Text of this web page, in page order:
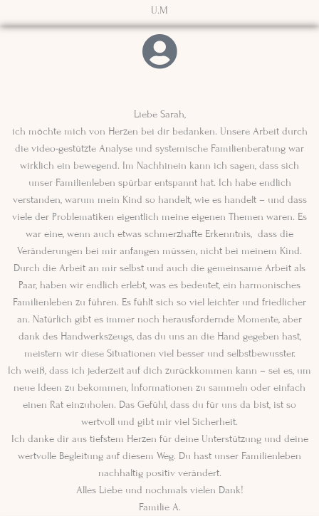
U.M
Liebe Sarah,
ich möchte mich von Herzen bei dir bedanken. Unsere Arbeit durch
die video-gestützte Analyse und systemische Familienberatung war
wirklich ein bewegend. Im Nachhinein kann ich sagen, dass sich
unser Familienleben spürbar entspannt hat. Ich habe endlich
verstanden, warum mein Kind so handelt, wie es handelt – und dass
viele der Problematiken eigentlich meine eigenen Themen waren. Es
war eine, wenn auch etwas schmerzhafte Erkenntnis, dass die
Veränderungen bei mir anfangen müssen, nicht bei meinem Kind.
Durch die Arbeit an mir selbst und auch die gemeinsame Arbeit als
Paar, haben wir endlich erlebt, was es bedeutet, ein harmonisches
Familienleben zu führen. Es fühlt sich so viel leichter und friedlicher
an. Natürlich gibt es immer noch herausfordernde Momente, aber
dank des Handwerkszeugs, das du uns an die Hand gegeben hast,
meistern wir diese Situationen viel besser und selbstbewusster.
Ich weiß, dass ich jederzeit auf dich zurückkommen kann – sei es, um
neue Ideen zu bekommen, Informationen zu sammeln oder einfach
einen Rat einzuholen. Das Gefühl, dass du für uns da bist, ist so
wertvoll und gibt mir viel Sicherheit.
Ich danke dir aus tiefstem Herzen für deine Unterstützung und deine
wertvolle Begleitung auf diesem Weg. Du hast unser Familienleben
nachhaltig positiv verändert.
Alles Liebe und nochmals vielen Dank!
Familie A.